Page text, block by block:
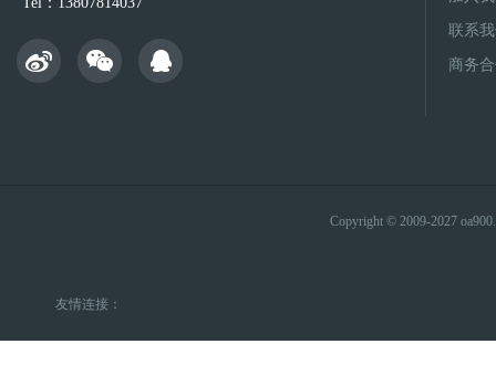
联系
商务
Copyright © 2009-2027
友情连接：